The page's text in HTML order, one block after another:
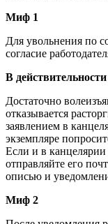
Миф 1
Для увольнения по
согласие
В действительности
Достаточно
отказывается
заявлением в
экземпляре
Если и в
отправляйте его
описью и
Миф 2